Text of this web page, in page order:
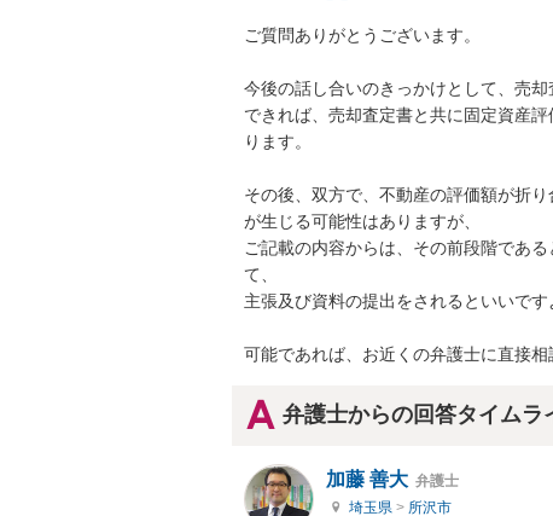
ご質問ありがとうございます。
今後の話し合いのきっかけとして、売
できれば、売却査定書と共に固定資産
ります。
その後、双方で、不動産の評価額が折
が生じる可能性はありますが、
ご記載の内容からは、その前段階であ
て、
主張及び資料の提出をされるといいです
可能であれば、お近くの弁護士に直接
弁護士からの回答タイムラ
加藤 善大 弁護士
埼玉県 > 所沢市